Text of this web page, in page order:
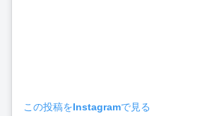
この投稿をInstagramで見る